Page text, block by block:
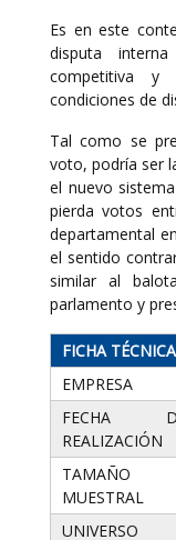
Es en este
disputa
competitiva y
condiciones de
Tal como se
voto, podría ser
el nuevo
pierda votos
departamental
el sentido
similar al
parlamento y
FICHA TÉCNICA
EMPRESA
FECHA
REALIZACIÓN
TAMAÑO
MUESTRAL
UNIVERSO